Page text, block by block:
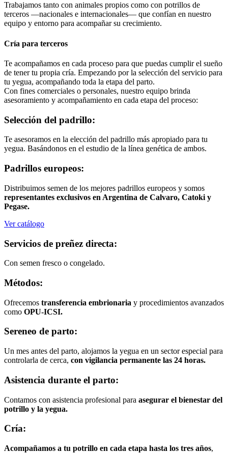
Trabajamos tanto con animales propios como con potrillos de
terceros —nacionales e internacionales— que confían en nuestro
equipo y entorno para acompañar su crecimiento.
Cría para terceros
Te acompañamos en cada proceso para que puedas cumplir el sueño
de tener tu propia cría. Empezando por la selección del servicio para
tu yegua, acompañando toda la etapa del parto.
Con fines comerciales o personales, nuestro equipo brinda
asesoramiento y acompañamiento en cada etapa del proceso:
Selección del padrillo:
Te asesoramos en la elección del padrillo más apropiado para tu
yegua. Basándonos en el estudio de la línea genética de ambos. ​
Padrillos europeos:
Distribuimos semen de los mejores padrillos europeos y somos
representantes exclusivos en Argentina de Calvaro, Catoki y
Pegase.
Ver catálogo
Servicios de preñez directa:
Con semen fresco o congelado.​
Métodos:
Ofrecemos transferencia embrionaria y procedimientos avanzados
como OPU-ICSI.
Sereneo de parto:
Un mes antes del parto, alojamos la yegua en un sector especial para
controlarla de cerca, con vigilancia permanente las 24 horas.
Asistencia durante el parto:
Contamos con asistencia profesional para asegurar el bienestar del
potrillo y la yegua.
Cría:
Acompañamos a tu potrillo en cada etapa hasta los tres años,